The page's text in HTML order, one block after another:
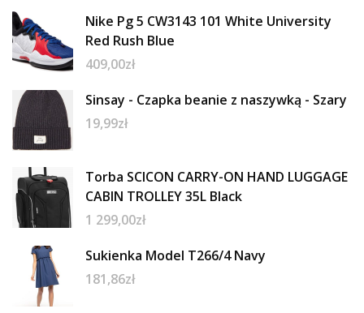
Nike Pg 5 CW3143 101 White University
Red Rush Blue
409,00zł
Sinsay - Czapka beanie z naszywką - Szary
19,99zł
Torba SCICON CARRY-ON HAND LUGGAGE
CABIN TROLLEY 35L Black
1 299,00zł
Sukienka Model T266/4 Navy
181,86zł